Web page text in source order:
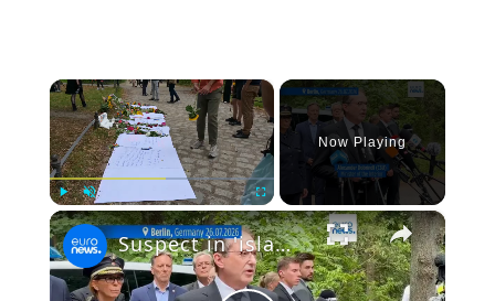
×
Play Unmute Fullscreen
Now Playing
×
Suspect in 'islamist terrorist attack' at Berlin Pride killed in police operation